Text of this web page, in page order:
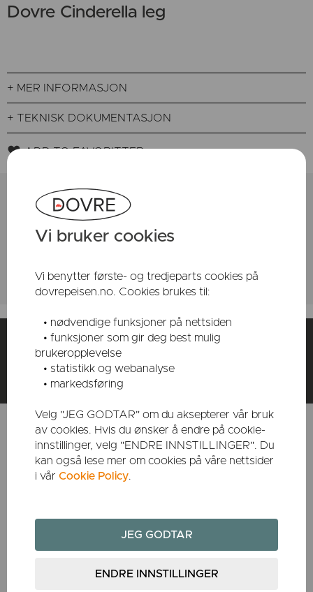
Dovre Cinderella leg
+ MER INFORMASJON
+ TEKNISK DOKUMENTASJON
ADD TO FAVORITTER
FINN DIN FORHANDLER
Følg oss på: Instagram
Facebook
KUNDESERVICE
Bestill reservedeler
Om Dovres garanti
Vi bruker cookies
Vi benytter første- og tredjeparts cookies på
dovrepeisen.no. Cookies brukes til:
• nødvendige funksjoner på nettsiden
• funksjoner som gir deg best mulig
brukeropplevelse
• statistikk og webanalyse
• markedsføring
Velg "JEG GODTAR" om du aksepterer vår bruk
av cookies. Hvis du ønsker å endre på cookie-
innstillinger, velg "ENDRE INNSTILLINGER". Du
kan også lese mer om cookies på våre nettsider
i vår Cookie Policy